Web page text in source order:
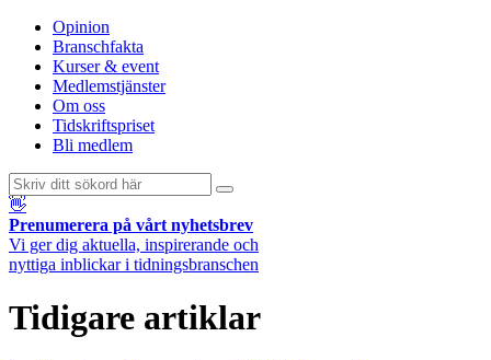
Opinion
Branschfakta
Kurser & event
Medlemstjänster
Om oss
Tidskriftspriset
Bli medlem
👋
Prenumerera på vårt nyhetsbrev
Vi ger dig aktuella, inspirerande och
nyttiga inblickar i tidningsbranschen
Tidigare artiklar